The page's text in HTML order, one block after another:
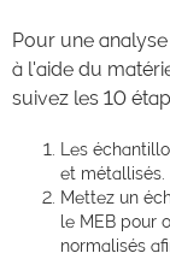
Pour une
à l'aide du
suivez les 10
Les
et métallisés.
Mettez un
le MEB pour
normalisés